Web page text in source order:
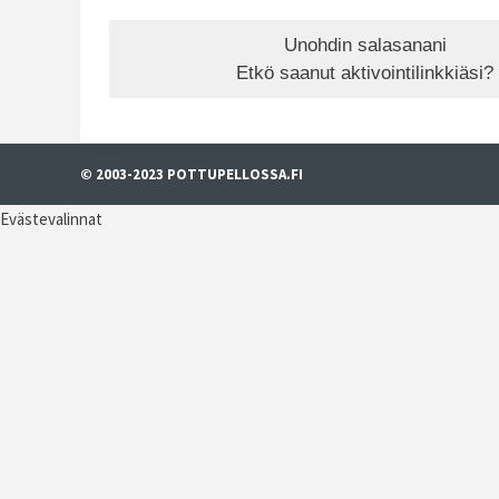
Unohdin salasanani
Etkö saanut aktivointilinkkiäsi?
© 2003-2023 POTTUPELLOSSA.FI
Evästevalinnat